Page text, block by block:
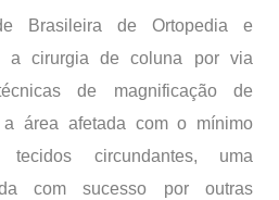
Brasileira de Ortopedia e
a cirurgia de coluna por via
de magnificação de
a área afetada com o mínimo
circundantes, uma
com sucesso por outras